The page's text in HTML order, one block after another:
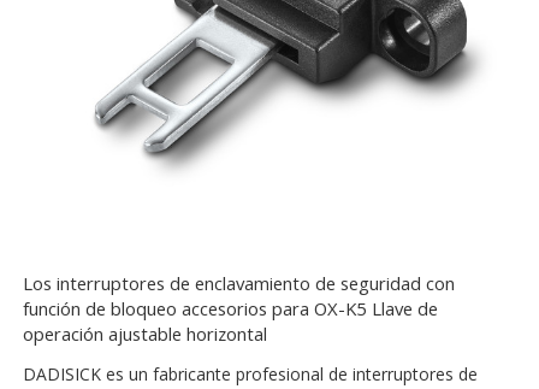
Los interruptores de enclavamiento de seguridad con
función de bloqueo accesorios para OX-K5 Llave de
operación ajustable horizontal
DADISICK es un fabricante profesional de interruptores de